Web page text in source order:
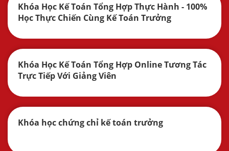
Khóa Học Kế Toán Tổng Hợp Thực Hành - 100%
Học Thực Chiến Cùng Kế Toán Trưởng
Khóa Học Kế Toán Tổng Hợp Online Tương Tác
Trực Tiếp Với Giảng Viên
Khóa học chứng chỉ kế toán trưởng